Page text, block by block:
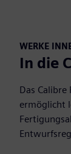
WERKE
In die
Das
ermöglicht